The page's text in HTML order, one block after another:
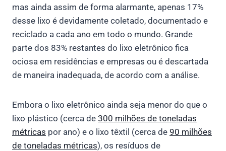
mas ainda assim de forma alarmante, apenas 17%
desse lixo é devidamente coletado, documentado e
reciclado a cada ano em todo o mundo. Grande
parte dos 83% restantes do lixo eletrônico fica
ociosa em residências e empresas ou é descartada
de maneira inadequada, de acordo com a análise.
Embora o lixo eletrônico ainda seja menor do que o
lixo plástico (cerca de 300 milhões de toneladas
métricas por ano) e o lixo têxtil (cerca de 90 milhões
de toneladas métricas), os resíduos de